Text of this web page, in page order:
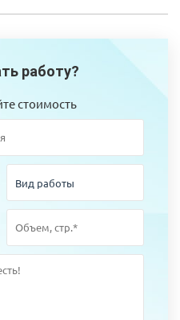
работу?
стоимость